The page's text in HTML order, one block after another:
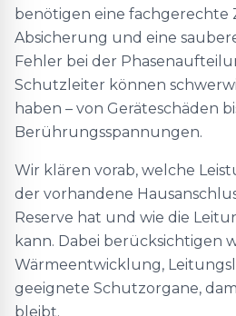
benötigen eine
Absicherung und eine
Fehler bei der
Schutzleiter können
haben – von Geräteschäden
Berührungsspannungen.
Wir klären vorab, welche
der vorhandene
Reserve hat und wie die
kann. Dabei berücksichtigen
Wärmeentwicklung,
geeignete Schutzorgane,
bleibt.